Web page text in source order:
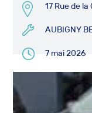
17 Rue de
AUBIGNY
7 mai 2026